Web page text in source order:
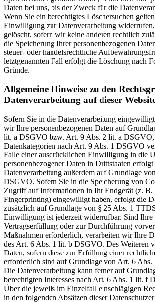
Daten bei uns, bis der Zweck für die
Wenn Sie ein berechtigtes Löschersuchen
Einwilligung zur Datenverarbeitung
gelöscht, sofern wir keine anderen rechtlich
die Speicherung Ihrer personenbezogenen
steuer- oder handelsrechtliche
letztgenannten Fall erfolgt die Löschung nach
Gründe.
Allgemeine Hinweise zu den
Datenverarbeitung auf dieser
Sofern Sie in die Datenverarbeitung
wir Ihre personenbezogenen Daten auf
lit. a DSGVO bzw. Art. 9 Abs. 2 lit. a DSGVO,
Datenkategorien nach Art. 9 Abs. 1 DSGVO
Falle einer ausdrücklichen Einwilligung in die
personenbezogener Daten in Drittstaaten erfolgt
Datenverarbeitung außerdem auf Grundlage
DSGVO. Sofern Sie in die Speicherung von
Zugriff auf Informationen in Ihr Endgerät (z. B.
Fingerprinting) eingewilligt haben, erfolgt die
zusätzlich auf Grundlage von § 25 Abs. 1
Einwilligung ist jederzeit widerrufbar. Sind Ihre
Vertragserfüllung oder zur Durchführung
Maßnahmen erforderlich, verarbeiten wir Ihre
des Art. 6 Abs. 1 lit. b DSGVO. Des Weiteren
Daten, sofern diese zur Erfüllung einer
erforderlich sind auf Grundlage von Art. 6
Die Datenverarbeitung kann ferner auf
berechtigten Interesses nach Art. 6 Abs. 1 lit. f
Über die jeweils im Einzelfall einschlägigen
in den folgenden Absätzen dieser